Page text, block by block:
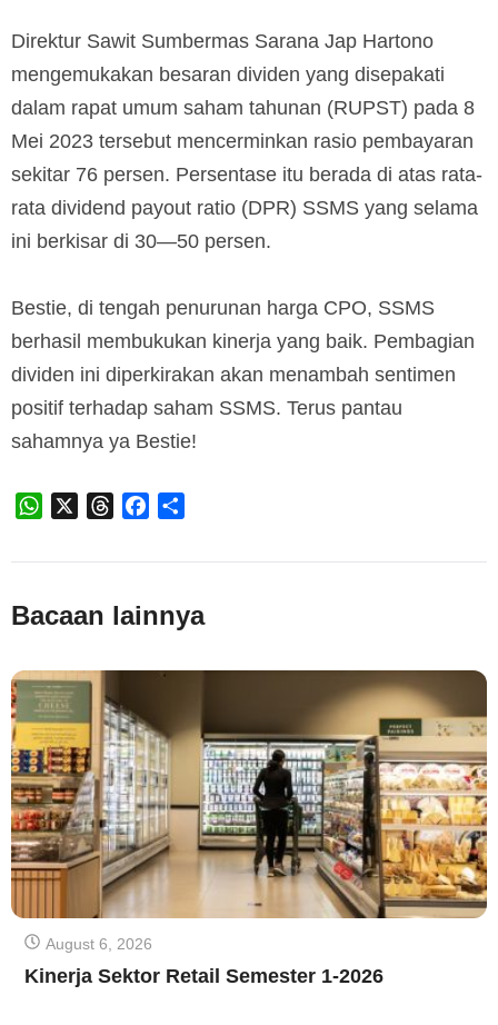
Direktur Sawit Sumbermas Sarana Jap Hartono
mengemukakan besaran dividen yang disepakati
dalam rapat umum saham tahunan (RUPST) pada 8
Mei 2023 tersebut mencerminkan rasio pembayaran
sekitar 76 persen. Persentase itu berada di atas rata-
rata dividend payout ratio (DPR) SSMS yang selama
ini berkisar di 30—50 persen.
Bestie, di tengah penurunan harga CPO, SSMS
berhasil membukukan kinerja yang baik. Pembagian
dividen ini diperkirakan akan menambah sentimen
positif terhadap saham SSMS. Terus pantau
sahamnya ya Bestie!
WhatsApp ThreadsFacebook
Bacaan lainnya
August 6, 2026
Kinerja Sektor Retail Semester 1-2026